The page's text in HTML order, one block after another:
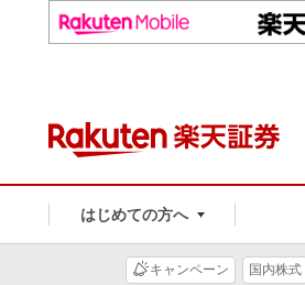
はじめての方へ
キャンペーン 国内株式